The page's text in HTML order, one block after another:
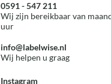
0591 - 547 211
Wij zijn bereikbaar van
uur
info@labelwise.nl
Wij helpen u graag
Instagram